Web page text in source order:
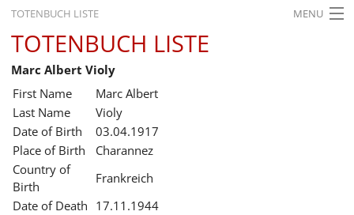
TOTENBUCH LISTE MENU
STARTSEITE
AUSSTELLUNGEN
GESCHICHTE
BILDUNG
FORSCHUNG
SERVICE
TOTENBUCH LISTE
Marc Albert Violy
First Name
Marc Albert
Last Name
Violy
Date of Birth
03.04.1917
Place of Birth
Charannez
Country of
Birth
Frankreich
Date of Death 17.11.1944